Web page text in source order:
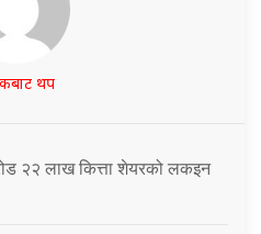
थप
२२ लाख कित्ता शेयरको लकइन